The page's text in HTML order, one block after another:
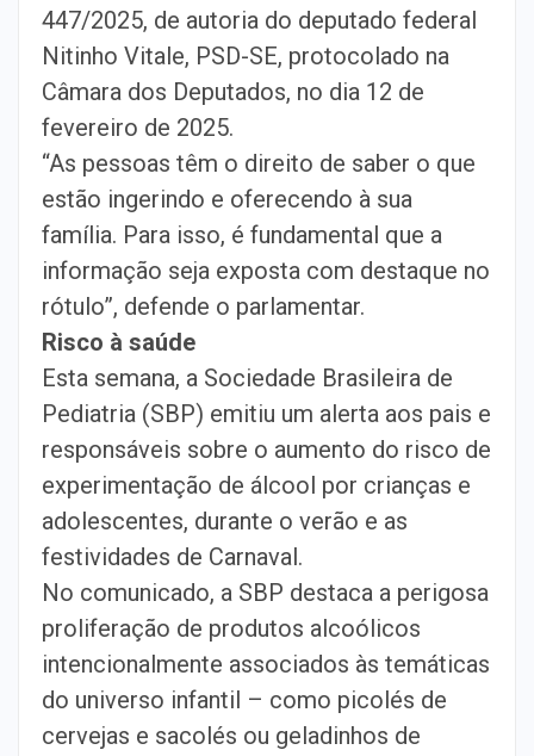
447/2025, de autoria do deputado federal
Nitinho Vitale, PSD-SE, protocolado na
Câmara dos Deputados, no dia 12 de
fevereiro de 2025.
“As pessoas têm o direito de saber o que
estão ingerindo e oferecendo à sua
família. Para isso, é fundamental que a
informação seja exposta com destaque no
rótulo”, defende o parlamentar.
Risco à saúde
Esta semana, a Sociedade Brasileira de
Pediatria (SBP) emitiu um alerta aos pais e
responsáveis sobre o aumento do risco de
experimentação de álcool por crianças e
adolescentes, durante o verão e as
festividades de Carnaval.
No comunicado, a SBP destaca a perigosa
proliferação de produtos alcoólicos
intencionalmente associados às temáticas
do universo infantil – como picolés de
cervejas e sacolés ou geladinhos de